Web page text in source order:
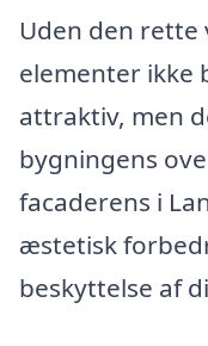
Uden den rette
elementer ikke
attraktiv, men
bygningens
facaderens i
æstetisk
beskyttelse af